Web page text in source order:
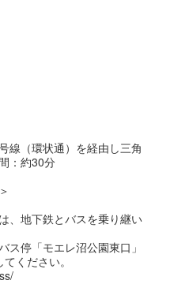
線（環状通）を経由し三角
：約30分
、地下鉄とバスを乗り継い
停「モエレ沼公園東口」
ください。